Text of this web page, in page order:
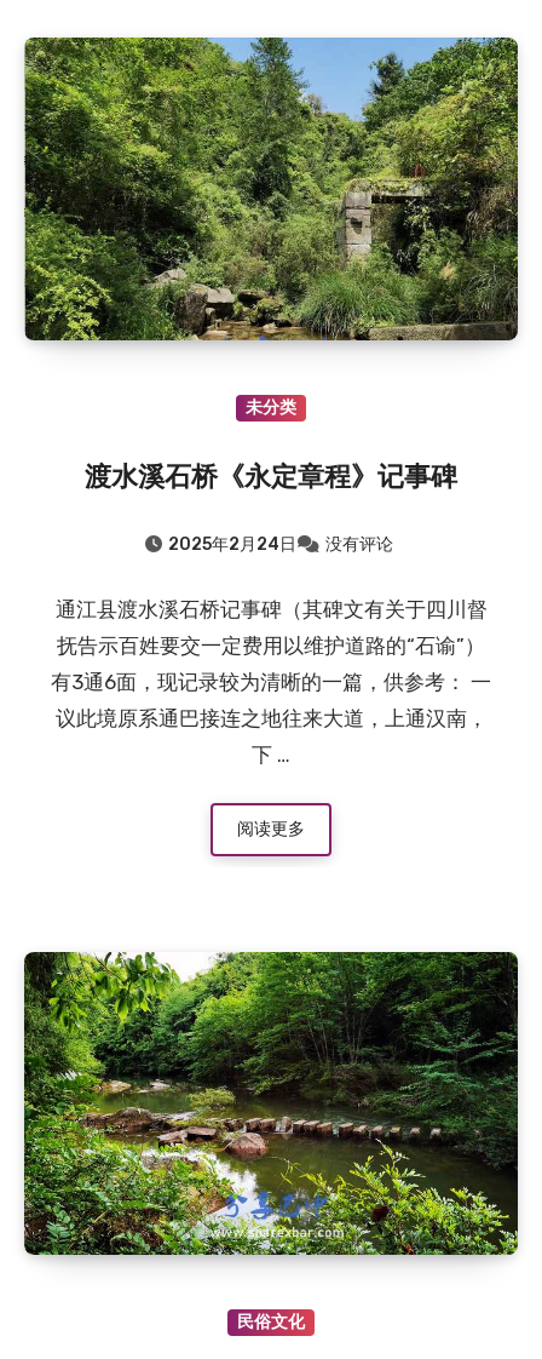
未分类
渡水溪石桥《永定章程》记事碑
2025年2月24日 没有评论
通江县渡水溪石桥记事碑（其碑文有关于四川督
抚告示百姓要交一定费用以维护道路的“石谕”）
有3通6面，现记录较为清晰的一篇，供参考： 一
议此境原系通巴接连之地往来大道，上通汉南，
下 …
阅读更多
民俗文化